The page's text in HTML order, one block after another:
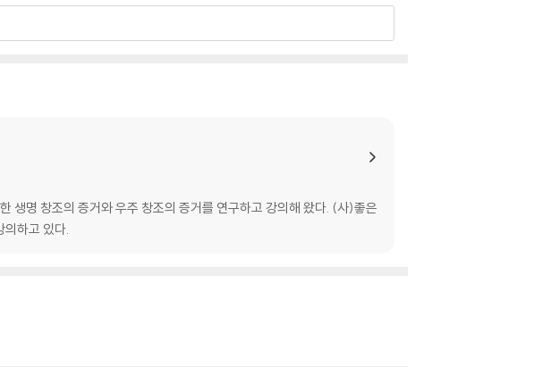
생명 창조의 증거와 우주 창조의 증거를 연구하고 강의해 왔다. (사)좋은
의하고 있다.